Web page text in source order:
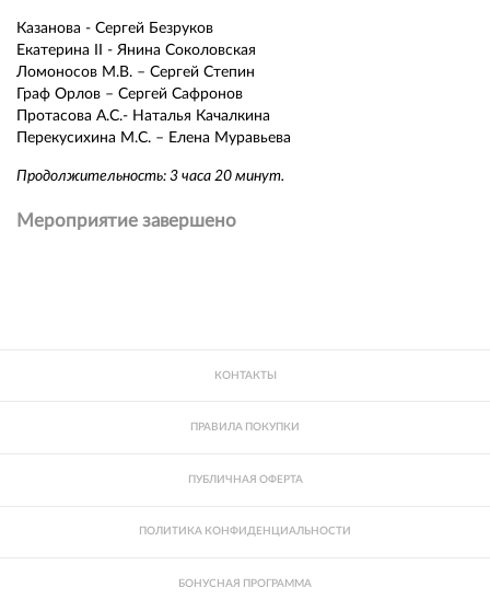
Казанова - Сергей Безруков
Екатерина II - Янина Соколовская
Ломоносов М.В. – Сергей Степин
Граф Орлов – Сергей Сафронов
Протасова А.С.- Наталья Качалкина
Перекусихина М.С. – Елена Муравьева
Продолжительность: 3 часа 20 минут.
Мероприятие завершено
КОНТАКТЫ
ПРАВИЛА ПОКУПКИ
ПУБЛИЧНАЯ ОФЕРТА
ПОЛИТИКА КОНФИДЕНЦИАЛЬНОСТИ
БОНУСНАЯ ПРОГРАММА